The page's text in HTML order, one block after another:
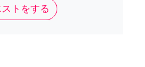
ストをする